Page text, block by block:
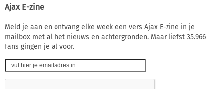
Ajax E-zine
Meld je aan en ontvang elke week een vers Ajax E-zine in je
mailbox met al het nieuws en achtergronden. Maar liefst 35.966
fans gingen je al voor.